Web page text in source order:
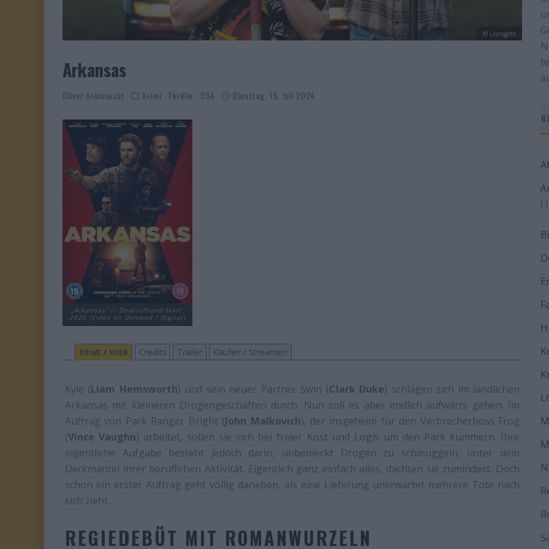
© Lionsgate
Arkansas
Oliver Armknecht Krimi Thriller USA Dienstag, 16. Juli 2024
„Arkansas“ // Deutschland-Start:
2020 (Video on Demand / digital)
Inhalt / Kritik Credits Trailer Kaufen / Streamen
Kyle (Liam Hemsworth) und sein neuer Partner Swin (Clark Duke) schlagen sich im ländlichen
Arkansas mit kleineren Drogengeschäften durch. Nun soll es aber endlich aufwärts gehen. Im
Auftrag von Park Ranger Bright (John Malkovich), der insgeheim für den Verbrecherboss Frog
(Vince Vaughn) arbeitet, sollen sie sich bei freier Kost und Logis um den Park kümmern. Ihre
eigentliche Aufgabe besteht jedoch darin, unbemerkt Drogen zu schmuggeln, unter dem
Deckmantel ihrer beruflichen Aktivität. Eigentlich ganz einfach alles, dachten sie zumindest. Doch
schon ein erster Auftrag geht völlig daneben, als eine Lieferung unerwartet mehrere Tote nach
sich zieht …
REGIEDEBÜT MIT ROMANWURZELN